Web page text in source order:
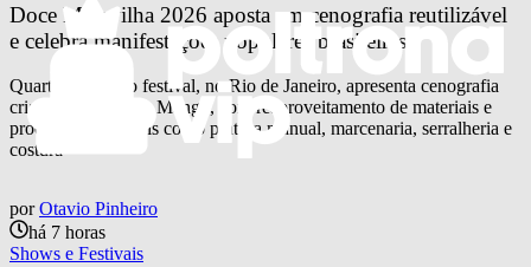
Doce Maravilha 2026 aposta em cenografia reutilizável
e celebra manifestações populares brasileiras
Quarta edição do festival, no Rio de Janeiro, apresenta cenografia
criada pela agência Mango, com reaproveitamento de materiais e
processos artesanais como pintura manual, marcenaria, serralheria e
costura
por Otavio Pinheiro
há 7 horas
Shows e Festivais